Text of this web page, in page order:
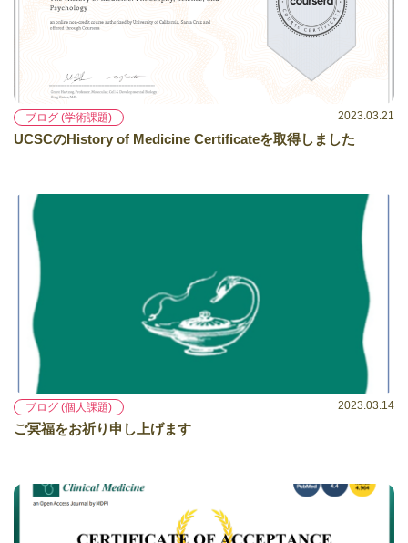
ブログ (学術課題) 2023.03.21
UCSCのHistory of Medicine Certificateを取得しました
ブログ (個人課題) 2023.03.14
ご冥福をお祈り申し上げます